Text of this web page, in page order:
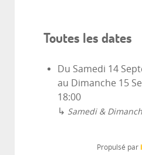
Toutes les dates
Du Samedi 14
au Dimanche 15
18:00
↳ Samedi &
Propulsé par